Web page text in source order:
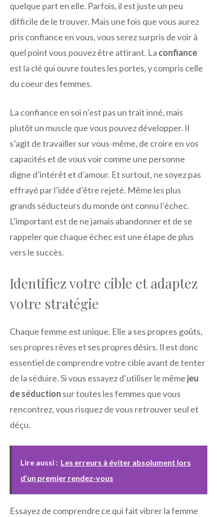
quelque part en elle. Parfois, il est juste un peu
difficile de le trouver. Mais une fois que vous aurez
pris confiance en vous, vous serez surpris de voir à
quel point vous pouvez être attirant. La confiance
est la clé qui ouvre toutes les portes, y compris celle
du coeur des femmes.
La confiance en soi n’est pas un trait inné, mais
plutôt un muscle que vous pouvez développer. Il
s’agit de travailler sur vous-même, de croire en vos
capacités et de vous voir comme une personne
digne d’intérêt et d’amour. Et surtout, ne soyez pas
effrayé par l’idée d’être rejeté. Même les plus
grands séducteurs du monde ont connu l’échec.
L’important est de ne jamais abandonner et de se
rappeler que chaque échec est une étape de plus
vers le succès.
Identifiez votre cible et adaptez
votre stratégie
Chaque femme est unique. Elle a ses propres goûts,
ses propres rêves et ses propres désirs. Il est donc
essentiel de comprendre votre cible avant de tenter
de la séduire. Si vous essayez d’utiliser le même jeu
de séduction sur toutes les femmes que vous
rencontrez, vous risquez de vous retrouver seul et
déçu.
Lire aussi : Les erreurs à éviter absolument lors
d’un premier rendez-vous
Essayez de comprendre ce qui fait vibrer la femme